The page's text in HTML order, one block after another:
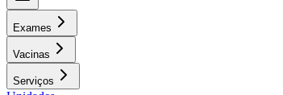
Exames
Vacinas
Serviços